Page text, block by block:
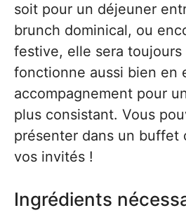
soit pour un déjeuner
brunch dominical, ou
festive, elle sera toujours
fonctionne aussi bien en
accompagnement pour
plus consistant. Vous
présenter dans un buffet
vos invités !
Ingrédients